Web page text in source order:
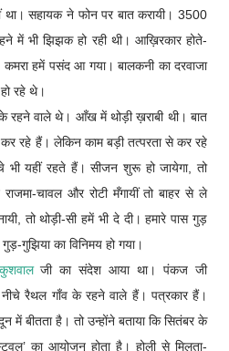
था। सहायक ने फोन पर बात करायी। 3500
में भी झिझक हो रही थी। आख़िरकार होते-
हमें पसंद आ गया। बालकनी का दरवाजा
रहे थे।
रहने वाले थे। आँख में थोड़ी ख़राबी थी। बात
रहे हैं। लेकिन काम बड़ी तत्परता से कर रहे
यहीं रहते हैं। सीजन शुरू हो जायेगा, तो
चावल और रोटी मँगायीं तो बाहर से ले
तो थोड़ी-सी हमें भी दे दी। हमारे पास गुड़
गुझिया का विनिमय हो गया।
जी का संदेश आया था। पंकज जी
नीचे रैथल गाँव के रहने वाले हैं। पत्रकार हैं।
में बीतता है। तो उन्होंने बताया कि सितंबर के
का आयोजन होता है। होली से मिलता-